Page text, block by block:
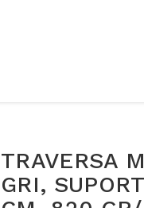
TRAVERSA
GRI,